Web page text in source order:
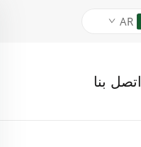
AR
اتصل بنا